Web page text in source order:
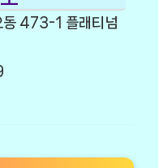
동 473-1 플래티넘